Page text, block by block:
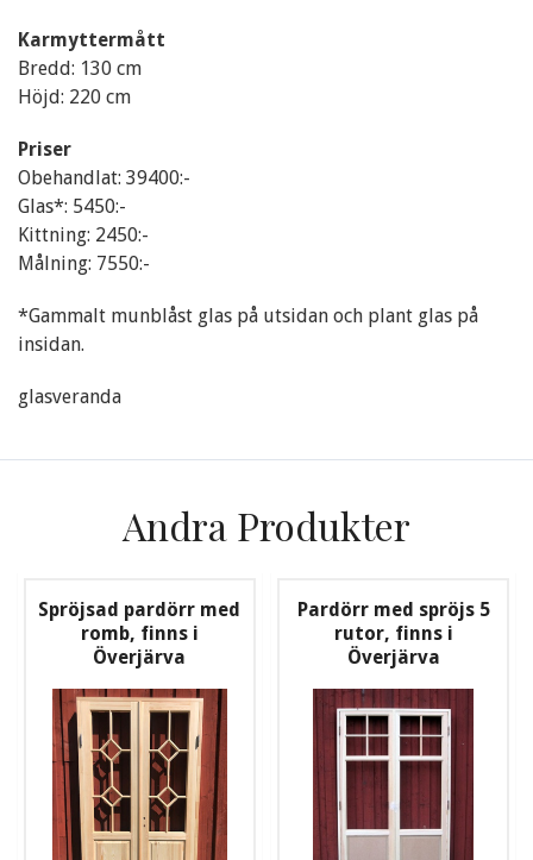
Karmyttermått
Bredd: 130 cm
Höjd: 220 cm
Priser
Obehandlat: 39400:-
Glas*: 5450:-
Kittning: 2450:-
Målning: 7550:-
*Gammalt munblåst glas på utsidan och plant glas på
insidan.
glasveranda
Andra Produkter
Spröjsad pardörr med
romb, finns i
Överjärva
Pardörr med spröjs 5
rutor, finns i
Överjärva